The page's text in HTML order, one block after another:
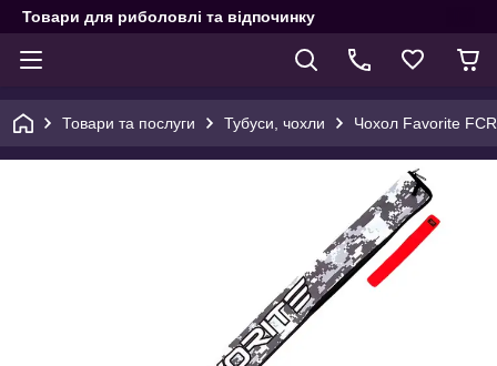
Товари для риболовлі та відпочинку
Товари та послуги Тубуси, чохли Чохол Favorite